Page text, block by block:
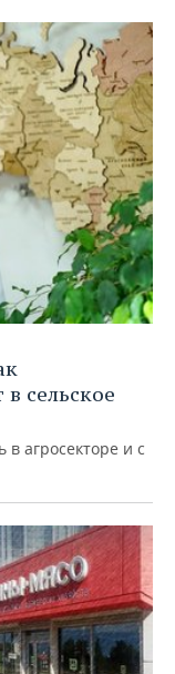
сельское
в агросекторе и с